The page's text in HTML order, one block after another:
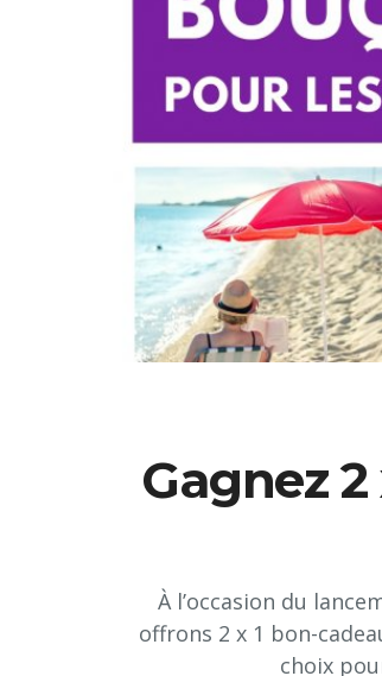
Gagnez
À l’occasion du
offrons 2 x 1 bon-
choix